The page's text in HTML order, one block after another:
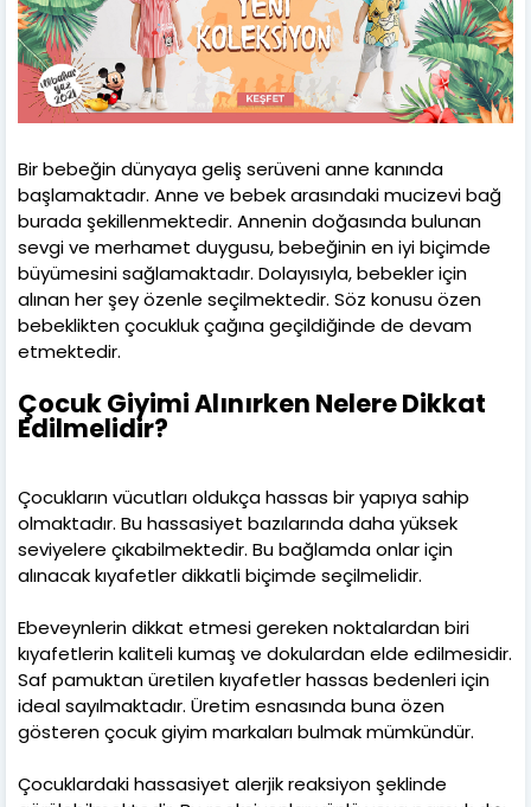
Bir bebeğin dünyaya geliş serüveni anne kanında
başlamaktadır. Anne ve bebek arasındaki mucizevi bağ
burada şekillenmektedir. Annenin doğasında bulunan
sevgi ve merhamet duygusu, bebeğinin en iyi biçimde
büyümesini sağlamaktadır. Dolayısıyla, bebekler için
alınan her şey özenle seçilmektedir. Söz konusu özen
bebeklikten çocukluk çağına geçildiğinde de devam
etmektedir.
Çocuk Giyimi Alınırken Nelere Dikkat
Edilmelidir?
Çocukların vücutları oldukça hassas bir yapıya sahip
olmaktadır. Bu hassasiyet bazılarında daha yüksek
seviyelere çıkabilmektedir. Bu bağlamda onlar için
alınacak kıyafetler dikkatli biçimde seçilmelidir.
Ebeveynlerin dikkat etmesi gereken noktalardan biri
kıyafetlerin kaliteli kumaş ve dokulardan elde edilmesidir.
Saf pamuktan üretilen kıyafetler hassas bedenleri için
ideal sayılmaktadır. Üretim esnasında buna özen
gösteren çocuk giyim markaları bulmak mümkündür.
Çocuklardaki hassasiyet alerjik reaksiyon şeklinde